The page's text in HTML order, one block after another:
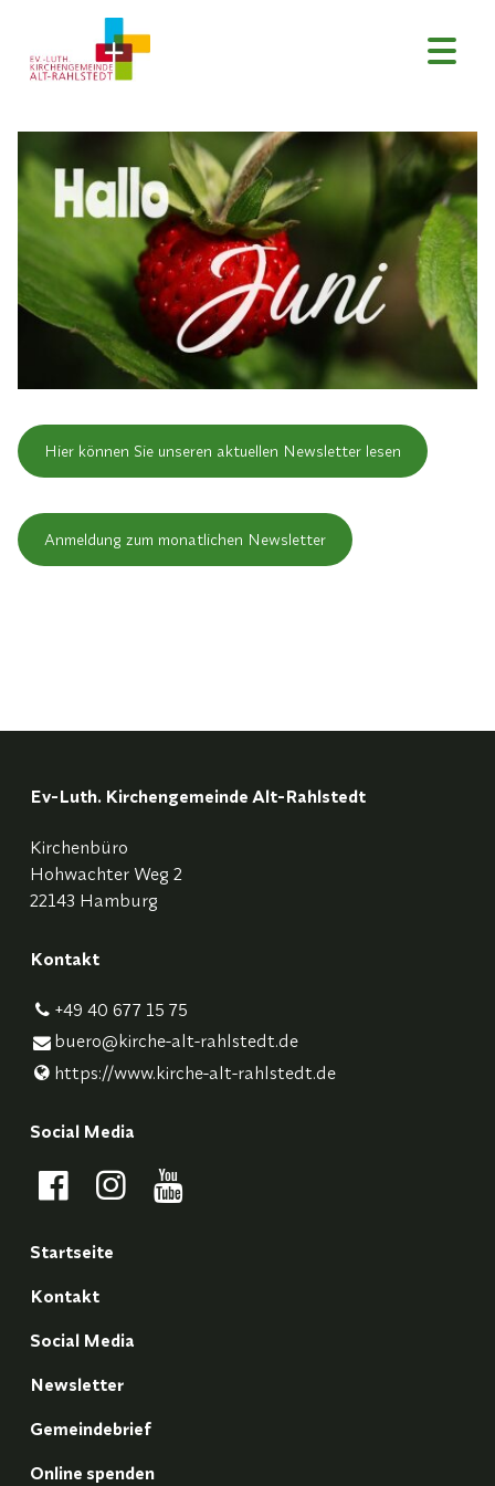
Hier können Sie unseren aktuellen Newsletter lesen
Anmeldung zum monatlichen Newsletter
Ev-Luth. Kirchengemeinde Alt-Rahlstedt
Kirchenbüro
Hohwachter Weg 2
22143 Hamburg
Kontakt
+49 40 677 15 75
buero@​kirche-alt-rahlstedt.​de
https://www.​kirche-alt-rahlstedt.​de
Social Media
Startseite
Kontakt
Social Media
Newsletter
Gemeindebrief
Online spenden